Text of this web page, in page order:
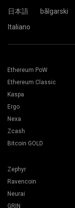
日本語
bãlgarski
Italiano
Ethereum PoW
Ethereum Classic
Kaspa
Ergo
Nexa
Zcash
Bitcoin GOLD
Zephyr
Ravencoin
Neurai
GRIN